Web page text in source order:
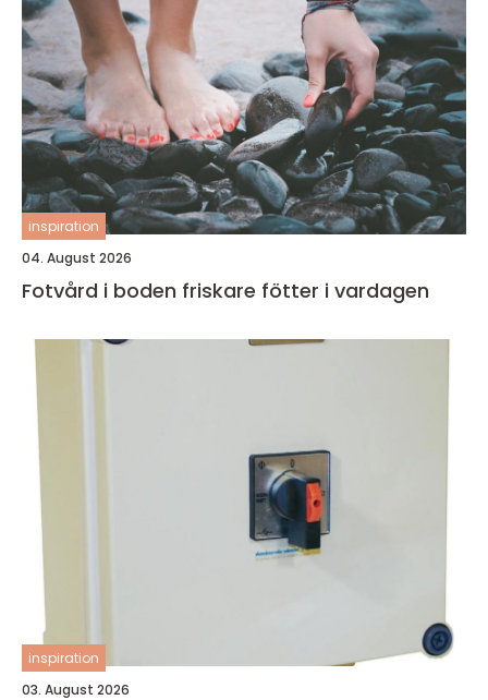
inspiration
04. August 2026
Fotvård i boden friskare fötter i vardagen
inspiration
03. August 2026